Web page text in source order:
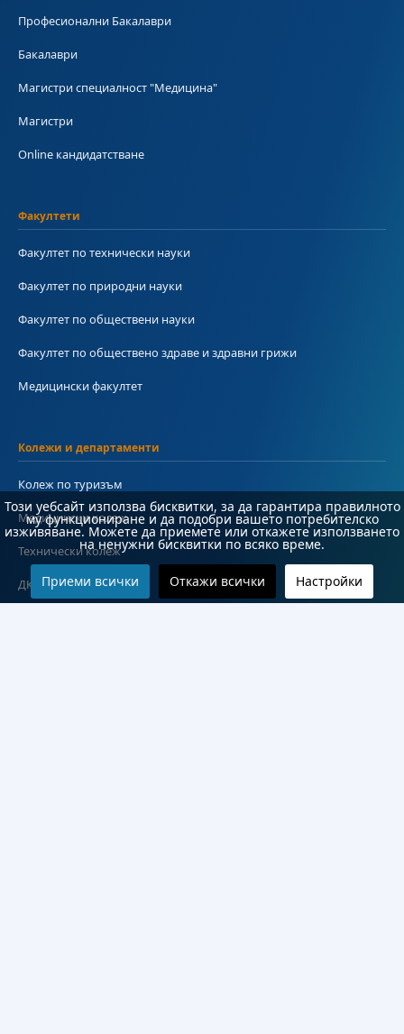
Професионални Бакалаври
Бакалаври
Магистри специалност "Медицина"
Магистри
Online кандидатстване
Факултети
Факултет по технически науки
Факултет по природни науки
Факултет по обществени науки
Факултет по обществено здраве и здравни грижи
Медицински факултет
Колежи и департаменти
Колеж по туризъм
Медицински колеж
Технически колеж
ДКПРПС
Този уебсайт използва бисквитки, за да гарантира правилното
му функциониране и да подобри вашето потребителско
изживяване. Можете да приемете или откажете използването
на ненужни бисквитки по всяко време.
Приеми всички Откажи всички Настройки